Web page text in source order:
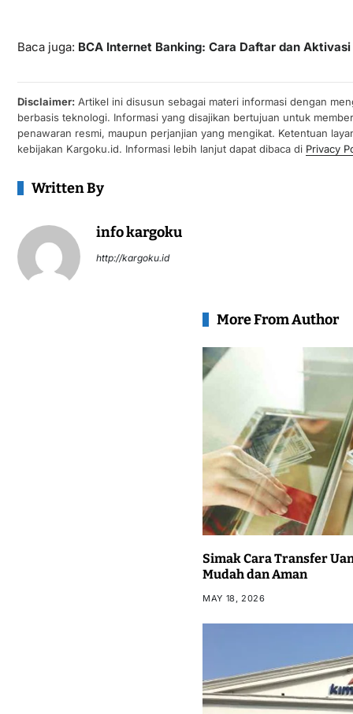
Baca juga: BCA Internet Banking: Cara Daftar dan
Disclaimer:Artikel ini disusun sebagai materi informasi dengan
berbasis teknologi. Informasi yang disajikan bertujuan untuk
penawaran resmi, maupun perjanjian yang mengikat. Ketentuan
kebijakan Kargoku.id. Informasi lebih lanjut dapat dibaca di Privacy
Written By
info kargoku
http://kargoku.id
More From Author
Simak Cara Transfer
Mudah dan Aman
MAY 18, 2026